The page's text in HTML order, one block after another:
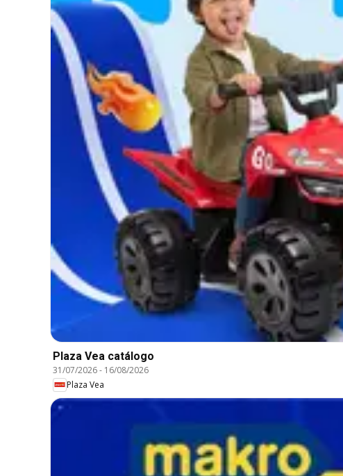
Plaza Vea catálogo
31/07/2026- 16/08/2026
Plaza Vea